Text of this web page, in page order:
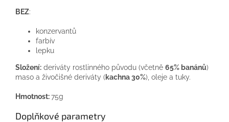
BEZ:
konzervantů
farbív
lepku
Složení: deriváty rostlinného původu (včetně 65% banánů)
maso a živočišné deriváty (kachna 30%), oleje a tuky.
Hmotnost:75g
Doplňkové parametry